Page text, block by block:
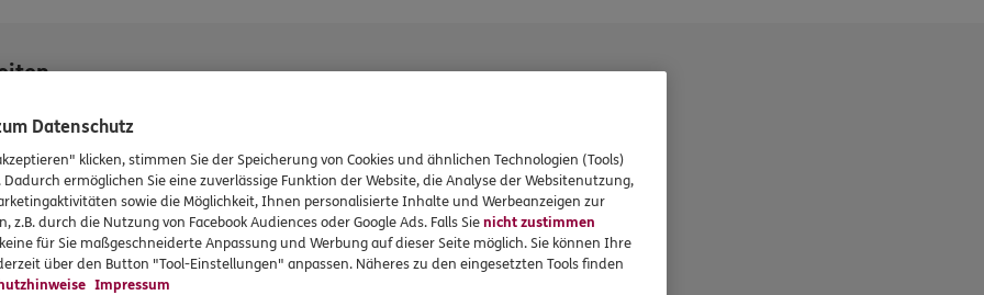
sind Termine auch außerhalb
Datenschutz
klicken, stimmen Sie der Speicherung von Cookies und ähnlichen Technologien (Tools)
ermöglichen Sie eine zuverlässige Funktion der Website, die Analyse der Websitenutzung,
sowie die Möglichkeit, Ihnen personalisierte Inhalte und Werbeanzeigen zur
z.B. durch die Nutzung von Facebook Audiences oder Google Ads. Falls Sienicht zustimmen
für Sie maßgeschneiderte Anpassung und Werbung auf dieser Seite möglich. Sie können Ihre
über den Button "Tool-Einstellungen" anpassen. Näheres zu den eingesetzten Tools finden
Impressum